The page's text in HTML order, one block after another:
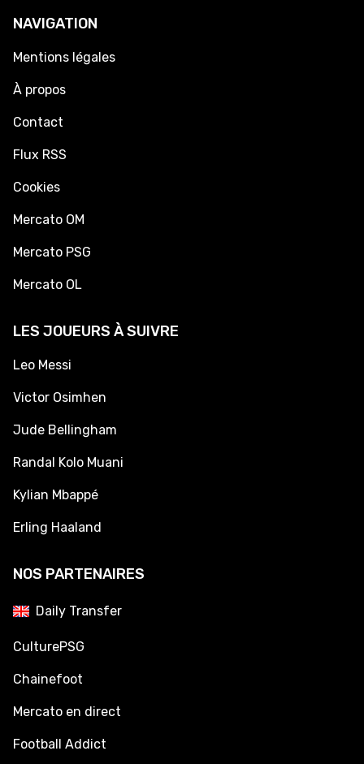
NAVIGATION
Mentions légales
À propos
Contact
Flux RSS
Cookies
Mercato OM
Mercato PSG
Mercato OL
LES JOUEURS À SUIVRE
Leo Messi
Victor Osimhen
Jude Bellingham
Randal Kolo Muani
Kylian Mbappé
Erling Haaland
NOS PARTENAIRES
Daily Transfer
CulturePSG
Chainefoot
Mercato en direct
Football Addict